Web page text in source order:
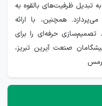
تبدیل ظرفیت‌های بالقوه به
همچنین، با ارائه
تصمیم‌سازی حرفه‌ای را برای
صنعت آیرین تبریز،